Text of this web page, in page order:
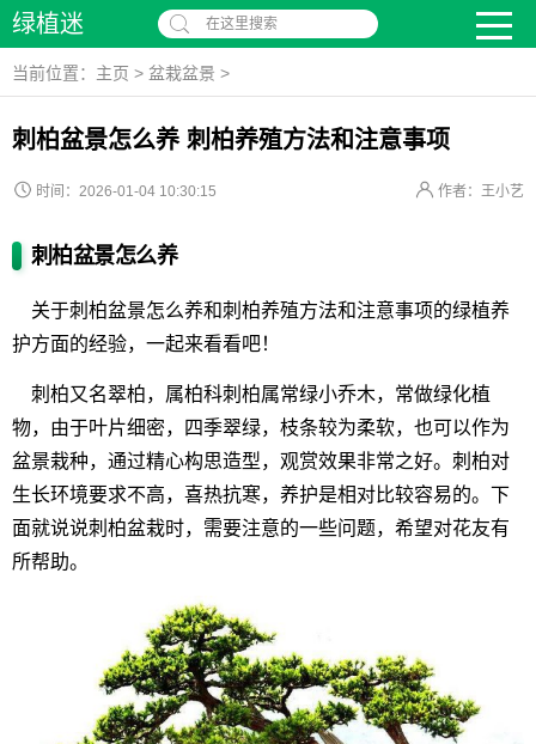
绿植迷 在这里搜索
当前位置： 主页 > 盆栽盆景 >
刺柏盆景怎么养 刺柏养殖方法和注意事项
时间：2026-01-04 10:30:15 作者：王小艺
刺柏盆景怎么养
关于刺柏盆景怎么养和刺柏养殖方法和注意事项的绿植养
护方面的经验，一起来看看吧！
刺柏又名翠柏，属柏科刺柏属常绿小乔木，常做绿化植
物，由于叶片细密，四季翠绿，枝条较为柔软，也可以作为
盆景栽种，通过精心构思造型，观赏效果非常之好。刺柏对
生长环境要求不高，喜热抗寒，养护是相对比较容易的。下
面就说说刺柏盆栽时，需要注意的一些问题，希望对花友有
所帮助。